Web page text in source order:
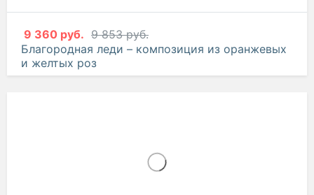
9 360 руб. 9 853 руб.
Благородная леди – композиция из оранжевых
и желтых роз